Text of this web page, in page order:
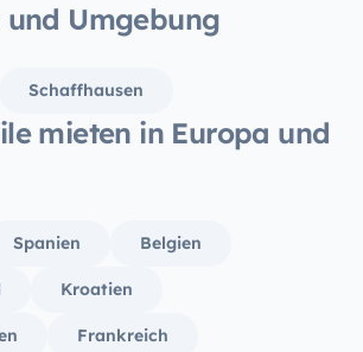
Umgebung
Schaffhausen
mieten in Europa und
Spanien Belgien
Kroatien
Frankreich